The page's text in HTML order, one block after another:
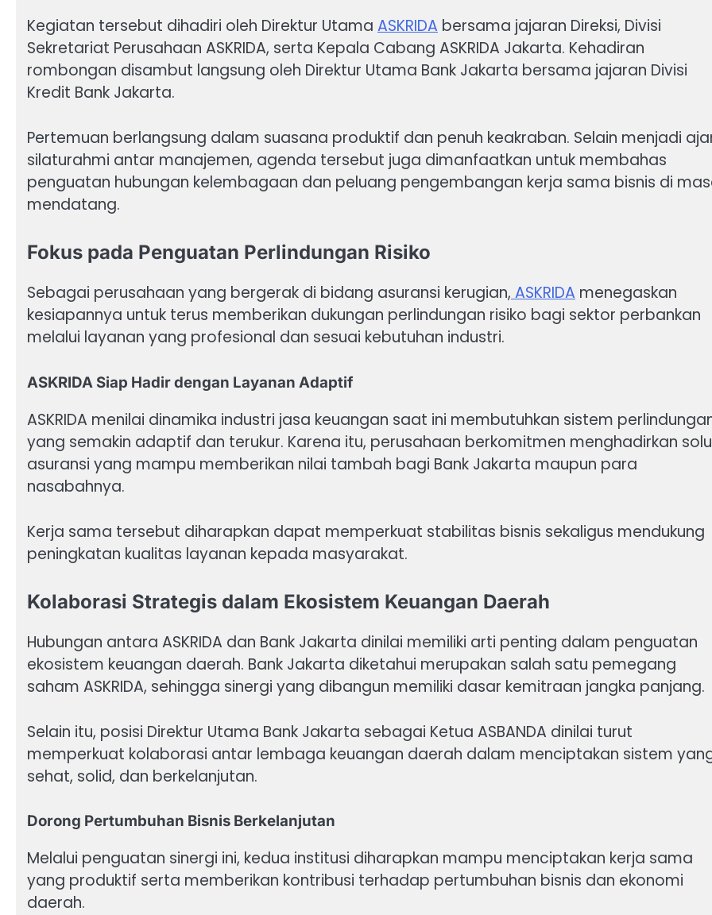
Kegiatan tersebut dihadiri oleh Direktur Utama ASKRIDA bersama jajaran Direksi, Divisi
Sekretariat Perusahaan ASKRIDA, serta Kepala Cabang ASKRIDA Jakarta. Kehadiran
rombongan disambut langsung oleh Direktur Utama Bank Jakarta bersama jajaran Divisi
Kredit Bank Jakarta.
Pertemuan berlangsung dalam suasana produktif dan penuh keakraban. Selain menjadi
silaturahmi antar manajemen, agenda tersebut juga dimanfaatkan untuk membahas
penguatan hubungan kelembagaan dan peluang pengembangan kerja sama bisnis di
mendatang.
Fokus pada Penguatan Perlindungan Risiko
Sebagai perusahaan yang bergerak di bidang asuransi kerugian,ASKRIDA menegaskan
kesiapannya untuk terus memberikan dukungan perlindungan risiko bagi sektor perbankan
melalui layanan yang profesional dan sesuai kebutuhan industri.
ASKRIDA Siap Hadir dengan Layanan Adaptif
ASKRIDA menilai dinamika industri jasa keuangan saat ini membutuhkan sistem
yang semakin adaptif dan terukur. Karena itu, perusahaan berkomitmen menghadirkan
asuransi yang mampu memberikan nilai tambah bagi Bank Jakarta maupun para
nasabahnya.
Kerja sama tersebut diharapkan dapat memperkuat stabilitas bisnis sekaligus mendukung
peningkatan kualitas layanan kepada masyarakat.
Kolaborasi Strategis dalam Ekosistem Keuangan Daerah
Hubungan antara ASKRIDA dan Bank Jakarta dinilai memiliki arti penting dalam penguatan
ekosistem keuangan daerah. Bank Jakarta diketahui merupakan salah satu pemegang
saham ASKRIDA, sehingga sinergi yang dibangun memiliki dasar kemitraan jangka panjang.
Selain itu, posisi Direktur Utama Bank Jakarta sebagai Ketua ASBANDA dinilai turut
memperkuat kolaborasi antar lembaga keuangan daerah dalam menciptakan sistem
sehat, solid, dan berkelanjutan.
Dorong Pertumbuhan Bisnis Berkelanjutan
Melalui penguatan sinergi ini, kedua institusi diharapkan mampu menciptakan kerja sama
yang produktif serta memberikan kontribusi terhadap pertumbuhan bisnis dan ekonomi
daerah.